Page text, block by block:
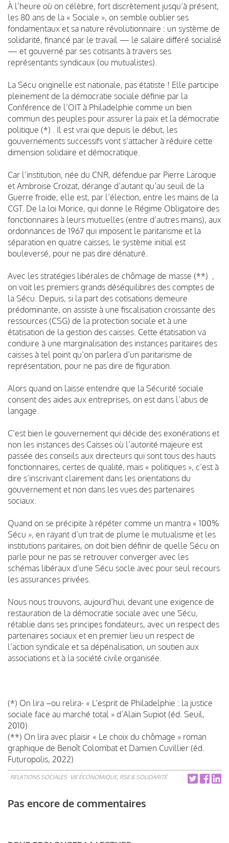
À l’heure où on célèbre, fort discrètement jusqu’à présent,
les 80 ans de la « Sociale », on semble oublier ses
fondamentaux et sa nature révolutionnaire : un système de
solidarité, financé par le travail — le salaire différé socialisé
— et gouverné par ses cotisants à travers ses
représentants syndicaux (ou mutualistes).
La Sécu originelle est nationale, pas étatiste ! Elle participe
pleinement de la démocratie sociale définie par la
Conférence de l’OIT à Philadelphie comme un bien
commun des peuples pour assurer la paix et la démocratie
politique (*) . Il est vrai que depuis le début, les
gouvernements successifs vont s’attacher à réduire cette
dimension solidaire et démocratique.
Car l’institution, née du CNR, défendue par Pierre Laroque
et Ambroise Croizat, dérange d’autant qu’au seuil de la
Guerre froide, elle est, par l’élection, entre les mains de la
CGT. De la loi Morice, qui donne le Régime Obligatoire des
fonctionnaires à leurs mutuelles (entre d’autres mains), aux
ordonnances de 1967 qui imposent le paritarisme et la
séparation en quatre caisses, le système initial est
bouleversé, pour ne pas dire dénaturé.
Avec les stratégies libérales de chômage de masse (**) ,
on voit les premiers grands déséquilibres des comptes de
la Sécu. Depuis, si la part des cotisations demeure
prédominante, on assiste à une fiscalisation croissante des
ressources (CSG) de la protection sociale et à une
étatisation de la gestion des caisses. Cette étatisation va
conduire à une marginalisation des instances paritaires des
caisses à tel point qu’on parlera d’un paritarisme de
représentation, pour ne pas dire de figuration.
Alors quand on laisse entendre que la Sécurité sociale
consent des aides aux entreprises, on est dans l’abus de
langage.
C’est bien le gouvernement qui décide des exonérations et
non les instances des Caisses où l’autorité majeure est
passée des conseils aux directeurs qui sont tous des hauts
fonctionnaires, certes de qualité, mais « politiques », c’est à
dire s’inscrivant clairement dans les orientations du
gouvernement et non dans les vues des partenaires
sociaux.
Quand on se précipite à répéter comme un mantra « 100%
Sécu », en rayant d’un trait de plume le mutualisme et les
institutions paritaires, on doit bien définir de quelle Sécu on
parle pour ne pas se retrouver converger avec les
schémas libéraux d’une Sécu socle avec pour seul recours
les assurances privées.
Nous nous trouvons, aujourd’hui, devant une exigence de
restauration de la démocratie sociale avec une Sécu,
rétablie dans ses principes fondateurs, avec un respect des
partenaires sociaux et en premier lieu un respect de
l’action syndicale et sa dépénalisation, un soutien aux
associations et à la société civile organisée.
(*) On lira –ou relira- « L’esprit de Philadelphie : la justice
sociale face au marché total » d’Alain Supiot (éd. Seuil,
2010)
(**) On lira avec plaisir « Le choix du chômage » roman
graphique de Benoît Colombat et Damien Cuvillier (éd.
Futuropolis, 2022)
RELATIONS SOCIALES VIE ÉCONOMIQUE, RSE & SOLIDARITÉ
Pas encore de commentaires